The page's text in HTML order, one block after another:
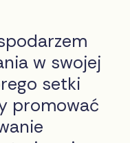
w swojej
setki
promować